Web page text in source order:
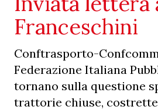
Franceschini
Conftrasporto-
Federazione Italiana
tornano sulla questione
trattorie chiuse,